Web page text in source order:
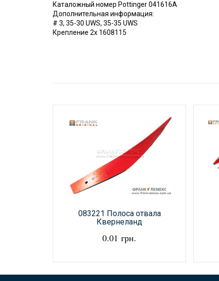
Каталожный номер Pottinger 041616A
Дополнительная информация:
# 3, 35-30 UWS, 35-35 UWS
Крепление 2x 1608115
083221 Полоса отвала
Квернеланд
0.01 грн.